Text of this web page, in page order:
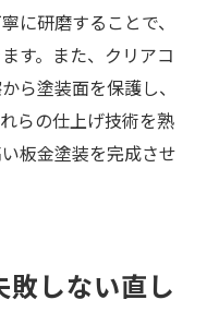
に研磨することで、
す。また、クリアコ
ら塗装面を保護し、
らの仕上げ技術を熟
板金塗装を完成させ
しない直し